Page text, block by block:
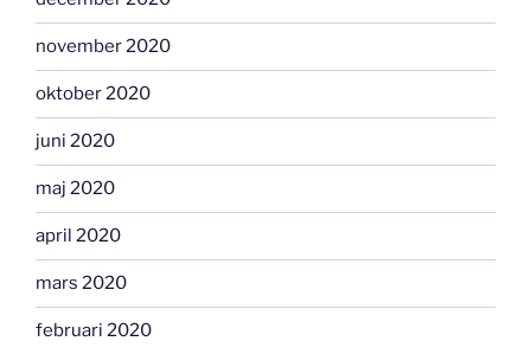
november 2020
oktober 2020
juni 2020
maj 2020
april 2020
mars 2020
februari 2020